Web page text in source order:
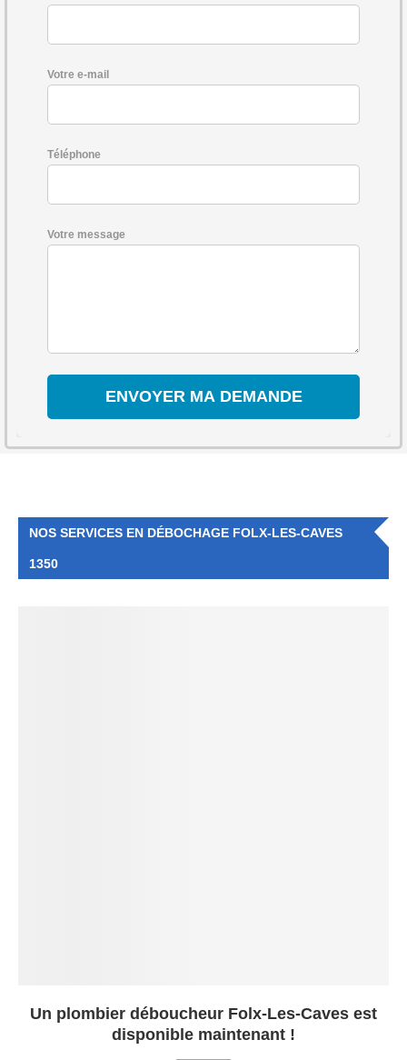
Votre e-mail
Téléphone
Votre message
NOS SERVICES EN DÉBOCHAGE FOLX-LES-CAVES
1350
Un plombier déboucheur Folx-Les-Caves est
disponible maintenant !